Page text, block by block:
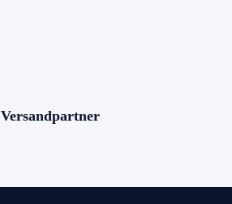
Versandpartner